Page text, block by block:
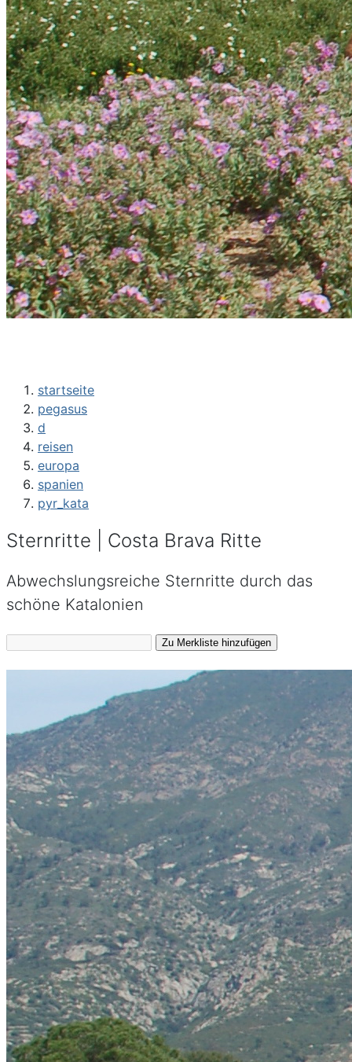
startseite
pegasus
d
reisen
europa
spanien
pyr_kata
Sternritte | Costa Brava Ritte
Abwechslungsreiche Sternritte durch das
schöne Katalonien